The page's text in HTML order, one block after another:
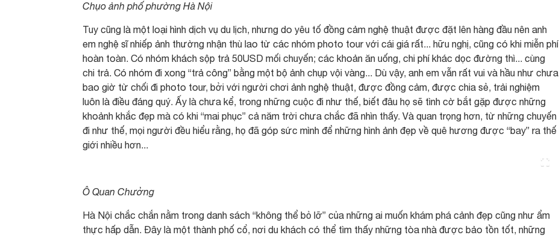
Chụo ảnh phố phường Hà Nội
Tuy cũng là một loại hình dịch vụ du lịch, nhưng do yêu tố đồng cảm nghệ thuật được đặt lên hàng đầu nên anh
em nghệ sĩ nhiếp ảnh thường nhận thù lao từ các nhóm photo tour với cái giá rất... hữu nghị, cũng có khi miễn phí
hoàn toàn. Có nhóm khách sộp trả 50USD mối chuyến; các khoản ăn uống, chi phí khác dọc đường thì... cùng
chi trả. Có nhóm đi xong “trả công” bằng một bộ ảnh chụp vội vàng... Dù vậy, anh em vẫn rất vui và hầu như chưa
bao giờ từ chối đi photo tour, bởi với người chơi ảnh nghệ thuật, được đồng cảm, được chia sẻ, trải nghiệm
luôn là điều đáng quý. Ấy là chưa kể, trong những cuộc đi như thế, biết đâu họ sẽ tình cờ bắt gặp được những
khoảnh khắc đẹp mà có khi “mai phục” cả năm trời chưa chắc đã nhìn thấy. Và quan trọng hơn, từ những chuyến
đi như thế, mọi người đều hiểu rằng, họ đã góp sức mình để những hình ảnh đẹp về quê hương được “bay” ra thế
giới nhiều hơn...
Ô Quan Chưởng
Hà Nội chắc chắn nằm trong danh sách “không thể bỏ lỡ” của những ai muốn khám phá cảnh đẹp cũng như ẩm
thực hấp dẫn. Đây là một thành phố cổ, nơi du khách có thể tìm thấy những tòa nhà được bảo tồn tốt, những